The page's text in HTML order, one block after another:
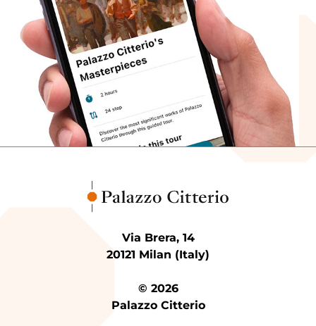
Via Brera, 14
20121 Milan (Italy)
© 2026
Palazzo Citterio